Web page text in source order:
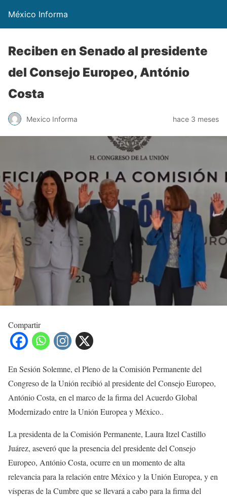
México Informa
Reciben en Senado al presidente
del Consejo Europeo, António
Costa
Mexico Informa hace 3 meses
Compartir
En Sesión Solemne, el Pleno de la Comisión Permanente del
Congreso de la Unión recibió al presidente del Consejo Europeo,
António Costa, en el marco de la firma del Acuerdo Global
Modernizado entre la Unión Europea y México..
La presidenta de la Comisión Permanente, Laura Itzel Castillo
Juárez, aseveró que la presencia del presidente del Consejo
Europeo, António Costa, ocurre en un momento de alta
relevancia para la relación entre México y la Unión Europea, y en
vísperas de la Cumbre que se llevará a cabo para la firma del